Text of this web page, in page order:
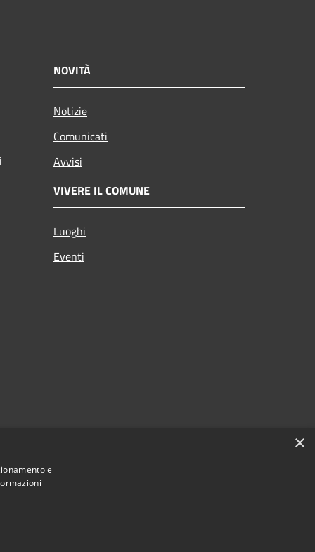
NOVITÀ
Notizie
Comunicati
Avvisi
VIVERE IL COMUNE
Luoghi
Eventi
×
e